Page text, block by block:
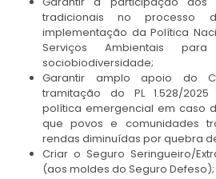
tradicionais no processo
implementação da Política
Serviços Ambientais
sociobiodiversidade;
Garantir amplo apoio do
tramitação do PL 1.528/
política emergencial em caso
que povos e comunidades
rendas diminuídas por quebra
Criar o Seguro Seringueiro/
(aos moldes do Seguro Defeso);